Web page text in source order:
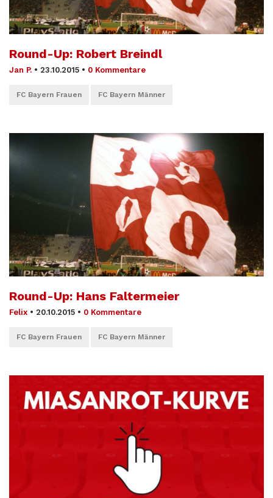
Round-Up: Robert Breindl
Jan P. • 23.10.2015 • 0 Kommentare
FC Bayern Frauen FC Bayern Männer
Round-Up: Hans Faltermeier
Felix • 20.10.2015 • 0 Kommentare
FC Bayern Frauen FC Bayern Männer